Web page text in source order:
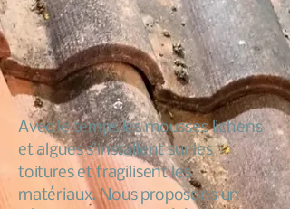
Avec le temps les mousses lichens
et algues s’installent sur les
toitures et fragilisent les
matériaux. Nous proposons un